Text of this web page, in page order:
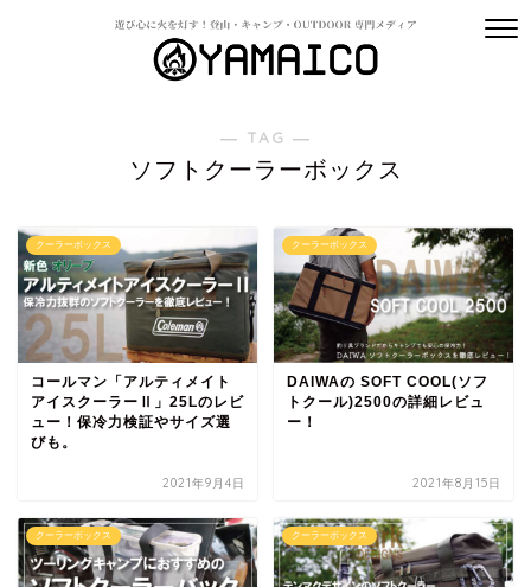
― TAG ―
ソフトクーラーボックス
クーラーボックス
コールマン「アルティメイト
アイスクーラーⅡ」25Lのレビ
ュー！保冷力検証やサイズ選
びも。
2021年9月4日
クーラーボックス
DAIWAの SOFT COOL(ソフ
トクール)2500の詳細レビュ
ー！
2021年8月15日
クーラーボックス クーラーボックス